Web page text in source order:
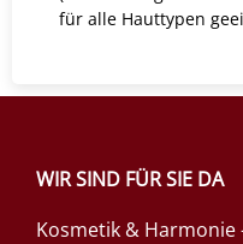
für alle Hauttypen
WIR SIND FÜR SIE DA
Kosmetik &